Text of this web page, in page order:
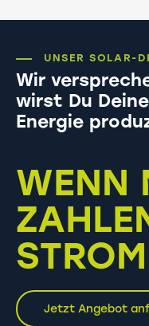
UNSER SOLAR-
Wir
wirst Du
Energie
WENN
Jetzt Angebot